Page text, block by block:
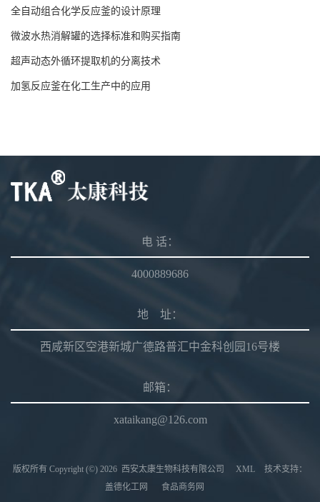
全自动组合化学反应釜的设计原理
微波水热消解罐的选择标准和购买指南
超声动态外循环提取机的分离技术
加氢反应釜在化工生产中的应用
电 话：
4000889686
地 址：
西咸新区空港新城广德路普汇中金科创园16号楼
邮箱：
xataikang@126.com
版权所有 Copyright (©) 2026 西安太康生物科技有限公司 XML
技术支持：
盖德化工网
食品商务网